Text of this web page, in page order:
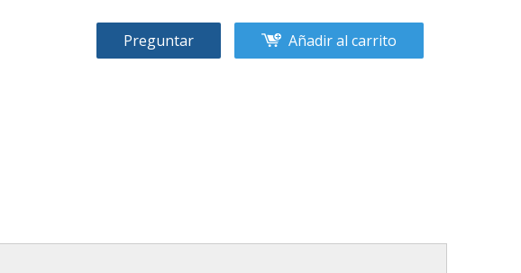
Preguntar Añadir al carrito